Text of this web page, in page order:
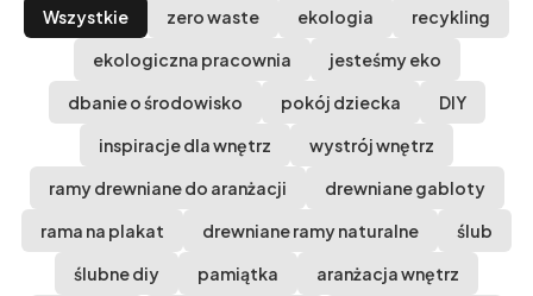
Wszystkie zero waste ekologia
recykling
ekologiczna pracownia
jesteśmy eko
dbanie o środowisko
pokój dziecka
DIY
inspiracje dla wnętrz
wystrój wnętrz
ramy drewniane do aranżacji
drewniane gabloty
rama na plakat
drewniane ramy naturalne
ślub
ślubne diy
pamiątka
aranżacja wnętrz